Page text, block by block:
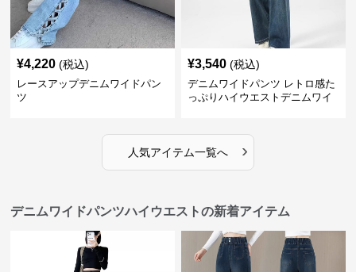
¥4,220 (税込)
レースアップデニムワイドパン
ツ
¥3,540 (税込)
デニムワイドパンツ レトロ感た
っぷりハイウエストデニムワイ
人気アイテム一覧へ ›
デニムワイドパンツハイウエストの新着アイテム